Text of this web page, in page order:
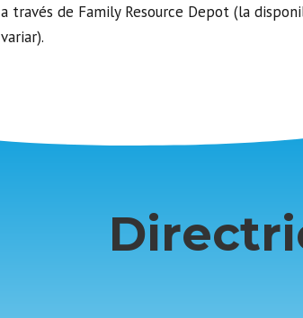
a través de Family Resource Depot (la
variar).